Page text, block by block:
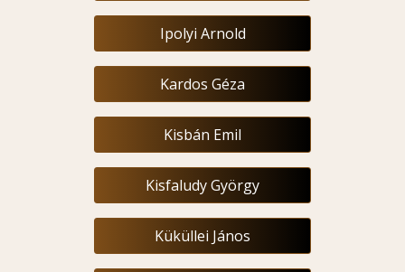
Ipolyi Arnold
Kardos Géza
Kisbán Emil
Kisfaludy György
Küküllei János